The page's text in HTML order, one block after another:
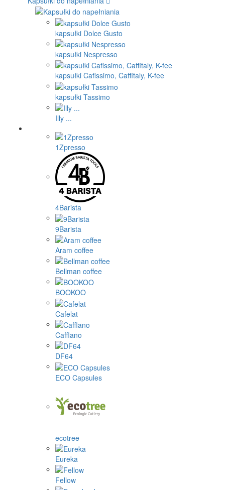
kapsułki Dolce Gusto
kapsułki Nespresso
kapsułki Cafissimo, Caffitaly, K-fee
kapsułki Tassimo
Illy ...
1Zpresso
4Barista
9Barista
Aram coffee
Bellman coffee
BOOKOO
Cafelat
Cafflano
DF64
ECO Capsules
ecotree
Eureka
Fellow